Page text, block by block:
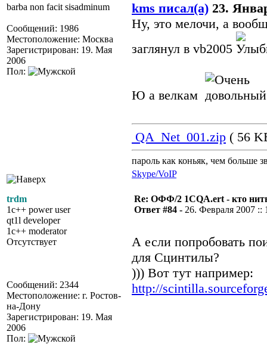
barba non facit sisadminum
Сообщений: 1986
Местоположение: Москва
Зарегистрирован: 19. Мая
2006
Пол:
kms писал(а) 23.
Ну, это мелочи, а
заглянул в vb2005
Ю а велкам
QA_Net_001.zip ( 56
пароль как коньяк, чем больше
Skype/VoIP
trdm
1c++ power user
qt1l developer
1c++ moderator
Отсутствует
Сообщений: 2344
Местоположение: г. Ростов-
на-Дону
Зарегистрирован: 19. Мая
2006
Пол:
Re: ОФФ/2 1CQA.ert - кто
Ответ #84 - 26. Февраля 2007 ::
А если попробовать
для Сцинтилы?
))) Вот тут например:
http://